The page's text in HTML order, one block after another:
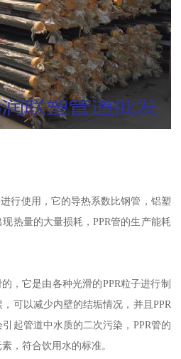
行使用，它的导热系数比钢管，铝塑
热量的大量损耗，PPR管的生产能耗
，它是由各种光滑的PPR粒子进行制
可以减少内壁的结垢情况，并且PPR
起管道中水质的二次污染，PPR管的
，符合饮用水的标准。